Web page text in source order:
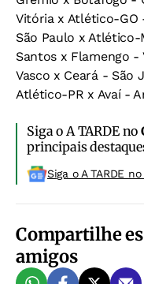
Vitória x Atlético-GO
São Paulo x
Santos x Flamengo -
Vasco x Ceará - São
Atlético-PR x Avaí -
Siga o A TARDE no
principais
Siga o A TARDE
Compartilhe
amigos